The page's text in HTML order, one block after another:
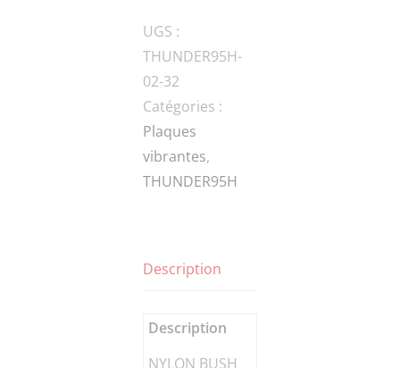
BUSH
UGS :
THUNDER95H-
02-32
Catégories :
Plaques
vibrantes,
THUNDER95H
Description
Description
NYLON BUSH